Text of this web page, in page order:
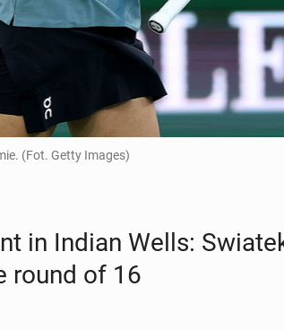
(Fot. Getty Images)
in Indian Wells:
round of 16